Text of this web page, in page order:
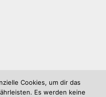
Cookies, um dir das
Es werden keine